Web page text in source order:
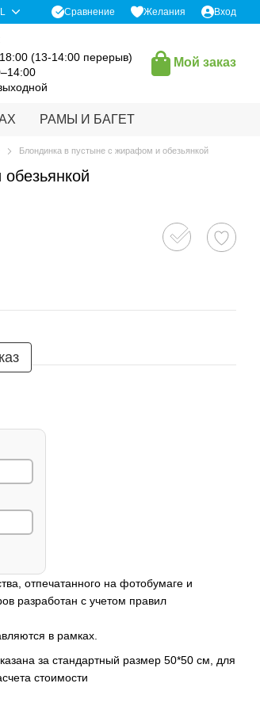
Сравнение Желания Вход
(13-14:00 перерыв)
Мой заказ
РАМЫ И БАГЕТ
Блондинка в пустыне с жирафом и обезьянкой
отпечатанного на фотобумаге и
разработан с учетом правил
в рамках.
за стандартный размер 50*50 см, для
стоимости